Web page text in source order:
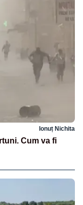
Ionuț Nichita
Cum va fi